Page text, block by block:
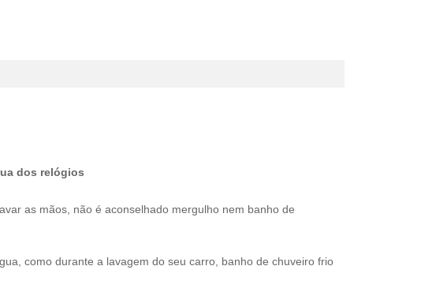
dos relógios
as mãos, não é aconselhado mergulho nem banho de
como durante a lavagem do seu carro, banho de chuveiro frio